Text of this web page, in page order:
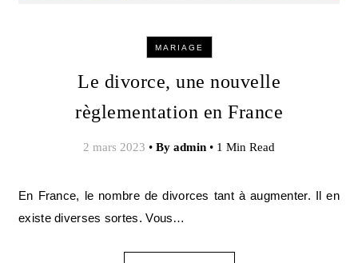
MARIAGE
Le divorce, une nouvelle
règlementation en France
2 mars 2023 • By admin • 1 Min Read
En France, le nombre de divorces tant à augmenter. Il en
existe diverses sortes. Vous…